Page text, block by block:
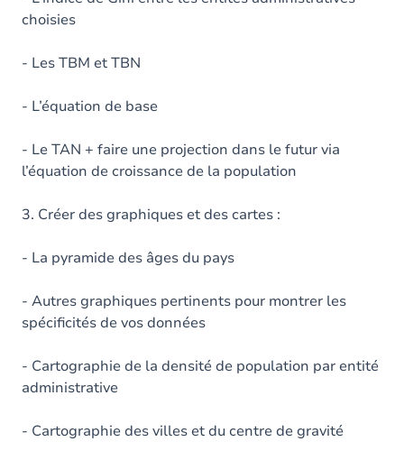
choisies
- Les TBM et TBN
- L’équation de base
- Le TAN + faire une projection dans le futur via
l’équation de croissance de la population
3. Créer des graphiques et des cartes :
- La pyramide des âges du pays
- Autres graphiques pertinents pour montrer les
spécificités de vos données
- Cartographie de la densité de population par entité
administrative
- Cartographie des villes et du centre de gravité